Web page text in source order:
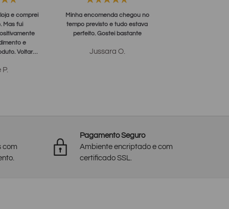
e comprei
Mas fui
e
Voltarei
P.
Minha encomenda chegou no
tempo previsto e tudo estava
perfeito. Gostei bastante
Jussara O.
com
Pagamento Seguro
Ambiente encriptado e com
certificado SSL.